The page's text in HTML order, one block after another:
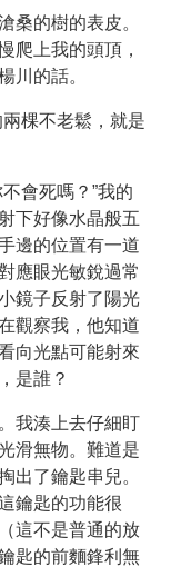
桑的樹的表皮。
爬上我的頭頂，
川的話。
棵不老鬆，就是
會死嗎？”我的
下好像水晶般五
邊的位置有一道
應眼光敏銳過常
鏡子反射了陽光
觀察我，他知道
向光點可能射來
是誰？
我湊上去仔細盯
滑無物。難道是
出了鑰匙串兒。
鑰匙的功能很
這不是普通的放
匙的前麵鋒利無